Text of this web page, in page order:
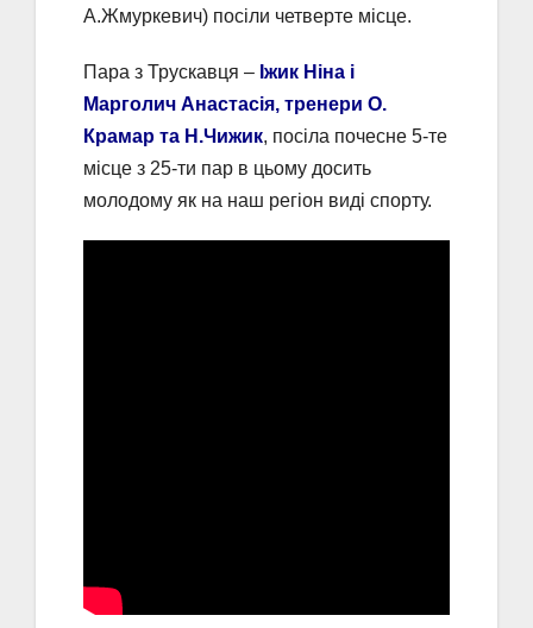
А.Жмуркевич) посіли четверте місце.
Пара з Трускавця – Іжик Ніна і
Марголич Анастасія, тренери О.
Крамар та Н.Чижик, посіла почесне 5-те
місце з 25-ти пар в цьому досить
молодому як на наш регіон виді спорту.